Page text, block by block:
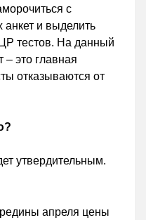
с
и выделить
тестов. На данный
– это главная
отказываются от
утвердительным.
апреля цены